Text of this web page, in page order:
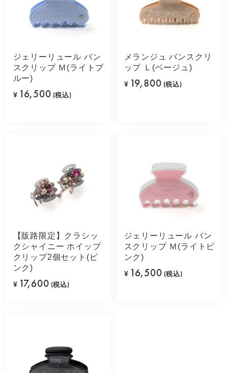
ジェリーリュール バン
スクリップ Ｍ(ライトブ
ルー)
¥ 16,500 (税込)
メランジュ バンスクリ
ップ Ｌ(ベージュ)
¥ 19,800 (税込)
【販路限定】クラシッ
クシャイニー ホイップ
クリップ2個セット(ピ
ンク)
¥ 17,600 (税込)
ジェリーリュール バン
スクリップ Ｍ(ライトピ
ンク)
¥ 16,500 (税込)